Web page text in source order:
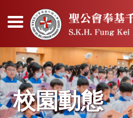
校園動態